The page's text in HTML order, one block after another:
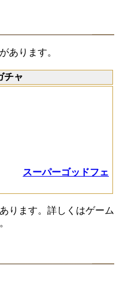
あります。
チャ
スーパーゴッドフェ
ります。詳しくはゲーム